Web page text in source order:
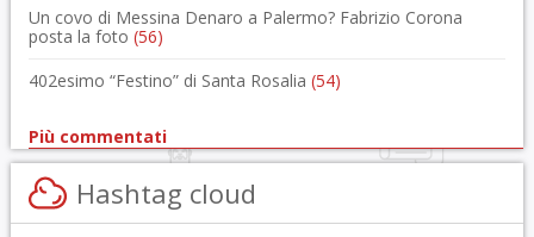
Un covo di Messina Denaro a Palermo? Fabrizio Corona
posta la foto (56)
402esimo “Festino” di Santa Rosalia (54)
Più commentati
Hashtag cloud